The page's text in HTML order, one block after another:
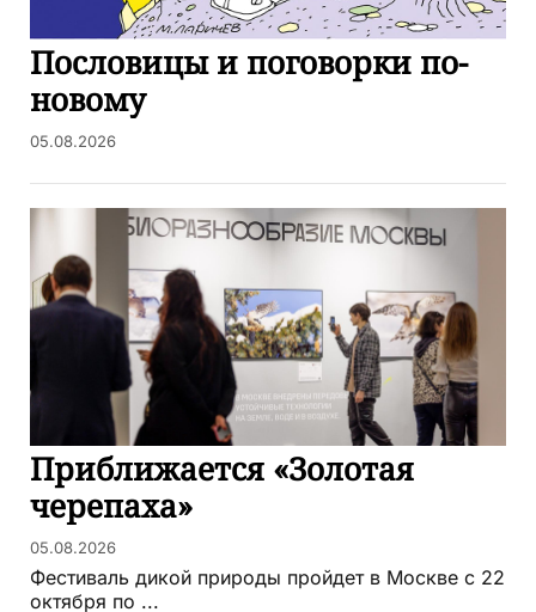
Пословицы и поговорки по-
новому
05.08.2026
Приближается «Золотая
черепаха»
05.08.2026
Фестиваль дикой природы пройдет в Москве с 22
октября по ...